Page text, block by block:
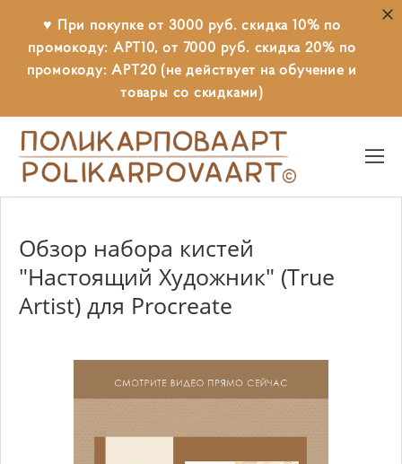
♥ При покупке от 3000 руб. скидка 10% по
промокоду: АРТ10, от 7000 руб. скидка 20% по
промокоду: АРТ20 (не действует на обучение и
товары со скидками)
Обзор набора кистей
"Настоящий Художник" (True
Artist) для Procreate